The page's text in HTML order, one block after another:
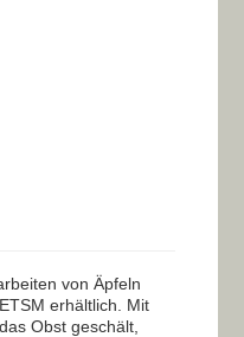
von Äpfeln
erhältlich. Mit
Obst geschält,